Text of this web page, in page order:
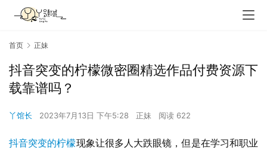
首页 正妹
抖音突变的柠檬微密圈精选作品付费资源下
载靠谱吗？
丫馆长 2023年7月13日 下午5:28 正妹 阅读 622
抖音突变的柠檬现象让很多人大跌眼镜，但是在学习和职业